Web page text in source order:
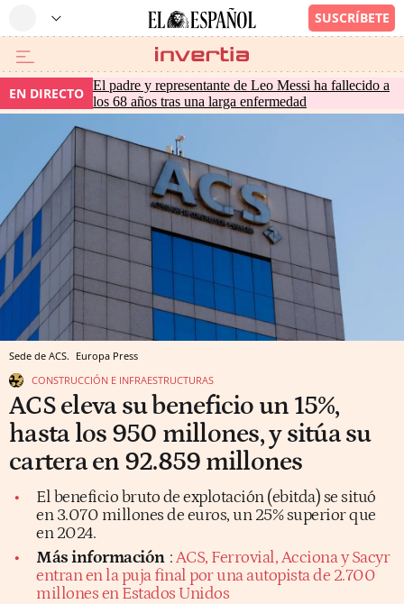
EN DIRECTO El padre y representante de Leo Messi ha fallecido a
los 68 años tras una larga enfermedad
Sede de ACS. Europa Press
CONSTRUCCIÓN E INFRAESTRUCTURAS
ACS eleva su beneficio un 15%,
hasta los 950 millones, y sitúa su
cartera en 92.859 millones
El beneficio bruto de explotación (ebitda) se situó
en 3.070 millones de euros, un 25% superior que
en 2024.
Más información :ACS, Ferrovial, Acciona y Sacyr
entran en la puja final por una autopista de 2.700
millones en Estados Unidos